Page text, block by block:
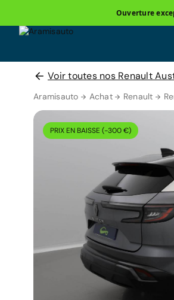
Ouverture
Voir toutes nos Renault
Aramisauto Achat Renault
PRIX EN BAISSE (-300 €)